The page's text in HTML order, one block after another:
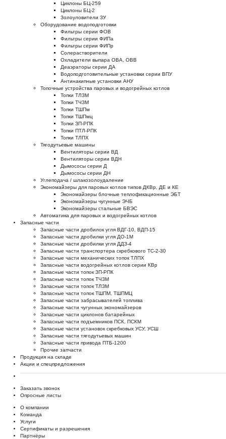
Циклоны БЦ-259
Циклоны БЦ-2
Золоуловители ЗУ
Оборудование водоподготовки
Фильтры серии ФОВ
Фильтры серии ФИПа
Фильтры серии ФИПр
Солерастворители
Охладители выпара ОВА, ОВВ
Деаэраторы серии ДА
Водоподготовительные установки серии ВПУ
Антинакипные установки АНУ
Топочные устройства паровых и водогрейных котлов
Топки ТЛЗМ
Топки ТЧЗМ
Топки ТШПм
Топки ТШПмц
Топки ЗП-РПК
Топки ПТЛ-РПК
Топки ТЛПХ
Тягодутьевые машины
Вентиляторы серии ВД
Вентиляторы серии ВДН
Дымососы серии Д
Дымососы серии ДН
Углеподача / шлакозолоудаление
Экономайзеры для паровых котлов типов ДКВр, ДЕ и КЕ
Экономайзеры блочные теплофикационные ЭБТ
Экономайзеры чугунные ЭЧБ
Экономайзеры стальные БВЭС
Автоматика для паровых и водогрейных котлов
Запасные части
Запасные части дробилок угля ВДГ-10, ВДП-15
Запасные части дробилки угля ДО-1М
Запасные части дробилки угля ДДЗ-4
Запасные части транспортера скребкового ТС-2-30
Запасные части механических топок ТЛПХ
Запасные части водогрейных котлов серии КВр
Запасные части топок ЗП-РПК
Запасные части топок ТЧЗМ
Запасные части топок ТЛЗМ
Запасные части топок ТШПМ, ТШПМЦ
Запасные части забрасывателей топлива
Запасные части чугунных экономайзеров
Запасные части циклонов батарейных
Запасные части подъемников ПСК, ПСКМ
Запасные части установок скребковых УСУ, УСШ
Запасные части тягодутьевых машин
Запасные части привода ПТБ-1200
Прочие запчасти
Продукция на складе
Акции и спецпредложения
Заказать звонок
Опросные листы
О компании
Команда
Услуги
Сертификаты и разрешения
Партнёры